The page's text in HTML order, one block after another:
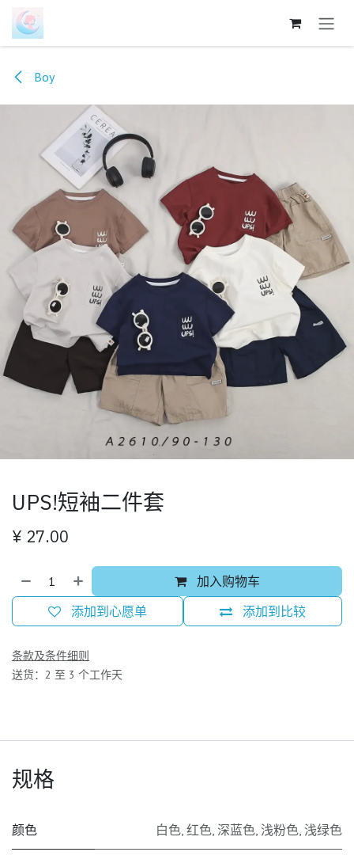
跳至内容
Boy
UPS!短袖二件套
¥ 27.00
加入购物车
添加到比较
添加到心愿单
条款及条件细则
送货：2 至 3 个工作天
规格
颜色 白色 红色 深蓝色 浅粉色 浅绿色